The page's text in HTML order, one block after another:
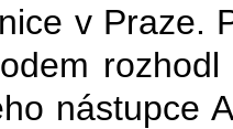
v Praze.
nástupce